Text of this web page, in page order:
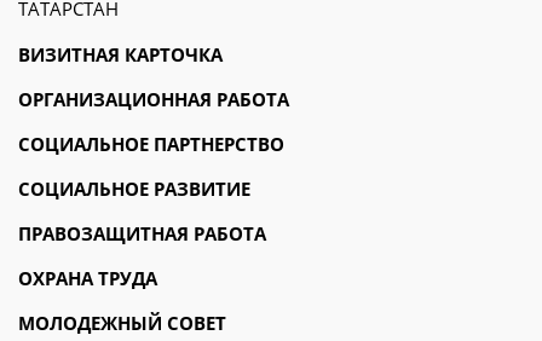
ТАТАРСТАН
ВИЗИТНАЯ КАРТОЧКА
ОРГАНИЗАЦИОННАЯ РАБОТА
СОЦИАЛЬНОЕ ПАРТНЕРСТВО
СОЦИАЛЬНОЕ РАЗВИТИЕ
ПРАВОЗАЩИТНАЯ РАБОТА
ОХРАНА ТРУДА
МОЛОДЕЖНЫЙ СОВЕТ